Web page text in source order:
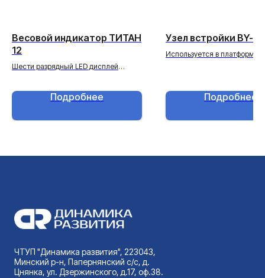
Весовой индикатор ТИТАН
12
Шести разрядный LED дисплей
Подробнее
Узел встройки BY-
Используется в
Подробнее
ЧТУП "Динамика развития", 223043,
Минский р-н, Папернянский с/с, д.
Цнянка, ул. Дзержинского, д.17, оф.38.